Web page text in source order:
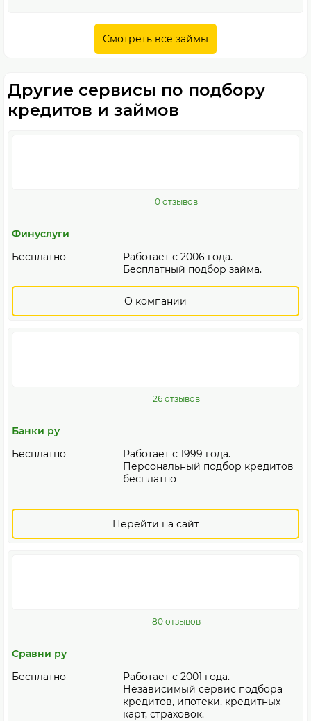
Смотреть все займы
Другие сервисы по подбору
кредитов и займов
0 отзывов
Финуслуги
Бесплатно
Работает с 2006 года.
Бесплатный подбор займа.
О компании
26 отзывов
Банки ру
Бесплатно
Работает с 1999 года.
Персональный подбор кредитов
бесплатно
Перейти на сайт
80 отзывов
Сравни ру
Бесплатно
Работает с 2001 года.
Независимый сервис подбора
кредитов, ипотеки, кредитных
карт, страховок.